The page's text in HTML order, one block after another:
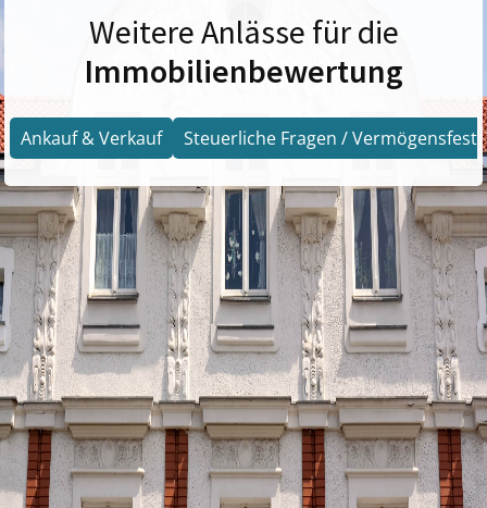
Weitere Anlässe für die
Immobilienbewertung
Ankauf & Verkauf Steuerliche Fragen /